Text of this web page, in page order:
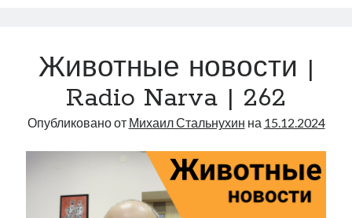
Narva
270
Животные новости |
Radio Narva | 262
Опубликовано от Михаил Стальнухин на 15.12.2024